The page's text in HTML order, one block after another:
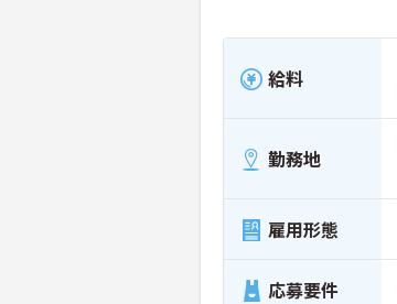
給料
勤務地
雇用形態
応募要件